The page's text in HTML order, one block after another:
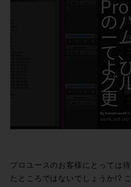
プロユースのお客様にとっては
たところではないでしょうか!?